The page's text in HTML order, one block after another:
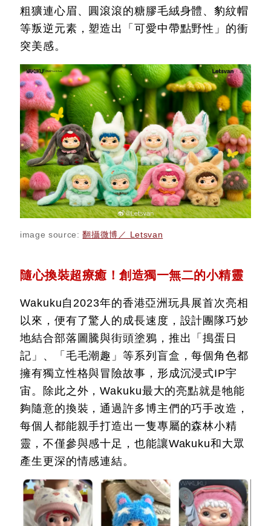
粗獷連心眉、圓滾滾的糖膠毛絨身體、豹紋帽
等叛逆元素，塑造出「可愛中帶點野性」的衝
突美感。
image source:翻攝微博／ Letsvan
隨心換裝超療癒！創造獨一無二的小精靈
Wakuku自2023年的香港亞洲玩具展首次亮相
以來，便有了驚人的成長速度，設計團隊巧妙
地結合部落圖騰與街頭塗鴉，推出「搗蛋日
記」、「毛毛潮趣」等系列盲盒，每個角色都
擁有獨立性格與冒險故事，形成沉浸式IP宇
宙。除此之外，Wakuku最大的亮點就是牠能
夠隨意的換裝，通過許多博主們的巧手改造，
每個人都能親手打造出一隻專屬的森林小精
靈，不僅參與感十足，也能讓Wakuku和大眾
產生更深的情感連結。